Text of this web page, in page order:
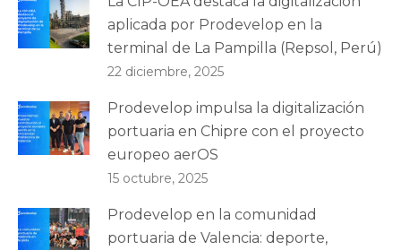
aplicada por Prodevelop en la
terminal de La Pampilla (Repsol, Perú)
22 diciembre, 2025
Prodevelop impulsa la digitalización
portuaria en Chipre con el proyecto
europeo aerOS
15 octubre, 2025
Prodevelop en la comunidad
portuaria de Valencia: deporte,